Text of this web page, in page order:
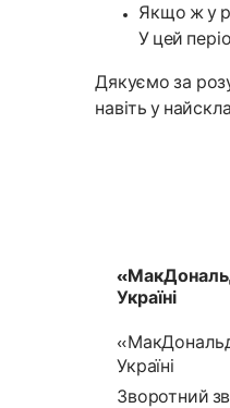
Якщо ж у
У цей
Дякуємо за
навіть у
Україні
Україні
Зворотний